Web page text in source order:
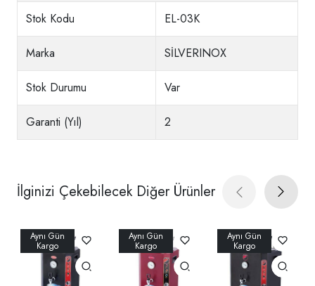
Stok Kodu EL-03K
Marka SİLVERINOX
Stok Durumu Var
Garanti (Yıl) 2
İlginizi Çekebilecek Diğer Ürünler